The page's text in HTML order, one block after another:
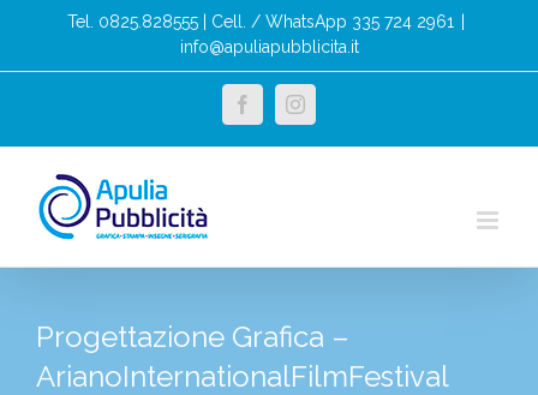
Tel. 0825.828555 | Cell. / WhatsApp 335 724 2961
info@apuliapubblicita.it
facebookinstagram
Progettazione Grafica –
ArianoInternationalFilmFestival